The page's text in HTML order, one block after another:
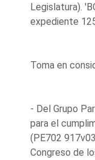
Legislatura).
expediente
Toma en
- Del Grupo
para el
(PE702
Congreso de